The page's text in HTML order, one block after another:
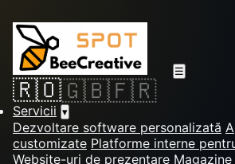
☰
🇷🇴🇬🇧🇫🇷
Servicii ▾
Dezvoltare software personalizată
customizate Platforme interne
Website-uri de prezentare